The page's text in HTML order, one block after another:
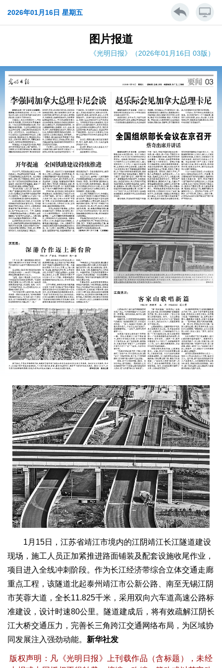
2026年01月16日 星期五
图片报道
《光明日报》（2026年01月16日 03版）
1月15日，江苏省靖江市境内的江阴靖江长江隧道建设
现场，施工人员正加紧推进路面铺装及配套设施收尾作业，
项目进入全线冲刺阶段。作为长江经济带综合立体交通走廊
重点工程，该隧道北起泰州靖江市公新公路、南至无锡江阴
市芙蓉大道，全长11.825千米，采用双向六车道高速公路标
准建设，设计时速80公里。隧道建成后，将有效疏解江阴长
江大桥交通压力，完善长三角跨江交通网络布局，为区域协
同发展注入强劲动能。 新华社发
版权声明：凡《光明日报》上刊载作品（含标题），未经